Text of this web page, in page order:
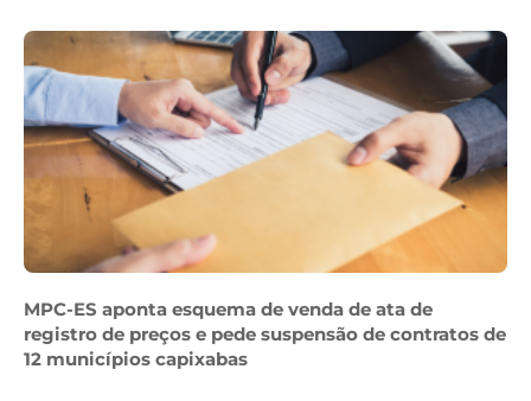
MPC-ES aponta esquema de venda de ata de
registro de preços e pede suspensão de contratos de
12 municípios capixabas